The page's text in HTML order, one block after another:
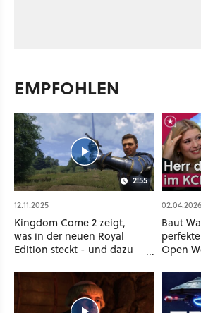
EMPFOHLEN
2:55
12.11.2025
Kingdom Come 2 zeigt,
was in der neuen Royal
Edition steckt - und dazu
Stone Age
02.04.2026
Baut
Open